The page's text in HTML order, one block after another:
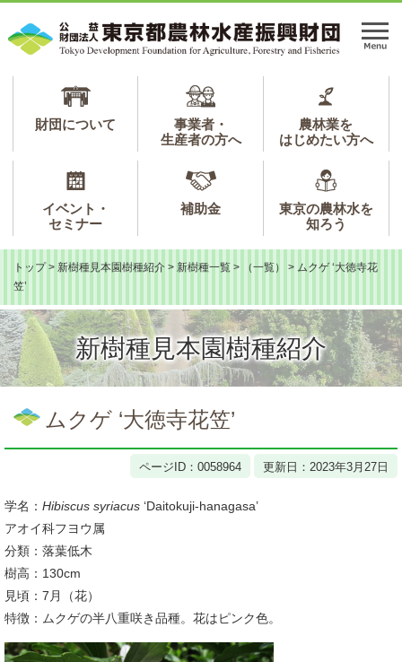
ジ
ュ
メ
財団について
事業者・
生産者の方へ
農林業を
はじめたい方へ
イベント・
セミナー
補助金
東京の農林水を
知ろう
トップ > 新樹種見本園樹種紹介 > 新樹種一覧 > （一覧） > ムクゲ ‘大徳寺花
笠’
新樹種見本園樹種紹介
文
ムクゲ ‘大徳寺花笠’
ページID：0058964 更新日：2023年3月27日
学名： Hibiscus syriacus ‘Daitokuji-hanagasa’
アオイ科フヨウ属
分類：落葉低木
樹高：130cm
見頃：7月（花）
特徴：ムクゲの半八重咲き品種。花はピンク色。